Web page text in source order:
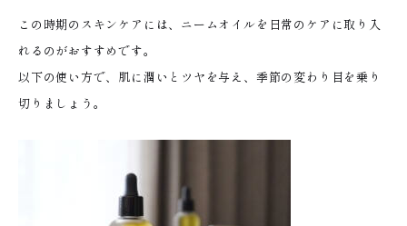
この時期のスキンケアには、ニームオイルを日常のケアに取り入
れるのがおすすめです。
以下の使い方で、肌に潤いとツヤを与え、季節の変わり目を乗り
切りましょう。